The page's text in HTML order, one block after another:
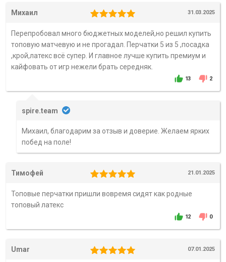
Михаил 31.03.2025
Перепробовал много бюджетных моделей,но решил купить
топовую матчевую и не прогадал. Перчатки 5 из 5 ,посадка
,крой,латекс всё супер. И главное лучше купить премиум и
кайфовать от игр нежели брать середняк.
13 2
spire.team
Михаил, благодарим за отзыв и доверие. Желаем ярких
побед на поле!
Тимофей 21.01.2025
Топовые перчатки пришли вовремя сидят как родные
топовый латекс
12 0
Umar 07.01.2025